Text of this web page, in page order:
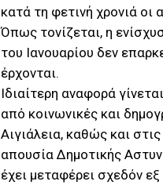
κατά τη φετινή χρονιά
Όπως τονίζεται, η
του Ιανουαρίου δεν
έρχονται.
Ιδιαίτερη αναφορά
από κοινωνικές και
Αιγιάλεια, καθώς και
απουσία Δημοτικής
έχει μεταφέρει σχεδόν